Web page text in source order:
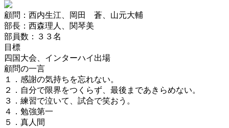
顧問：西内生江、岡田 蒼、山元大輔
部長：西森理人、関琴美
部員数：３３名
目標
四国大会、インターハイ出場
顧問の一言
１．感謝の気持ちを忘れない。
２．自分で限界をつくらず、最後まであきらめない。
３．練習で泣いて、試合で笑おう。
４．勉強第一
５．真人間